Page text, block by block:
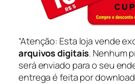
“Atenção: Esta loja vende
arquivos digitais. Nenhum
será enviado para o seu
entrega é feita por